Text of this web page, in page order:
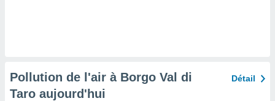
Pollution de l'air à Borgo Val di
Taro aujourd'hui
Détail